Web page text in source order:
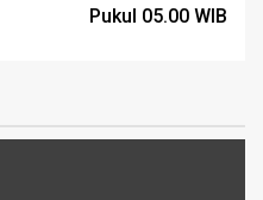
Pukul 05.00 WIB